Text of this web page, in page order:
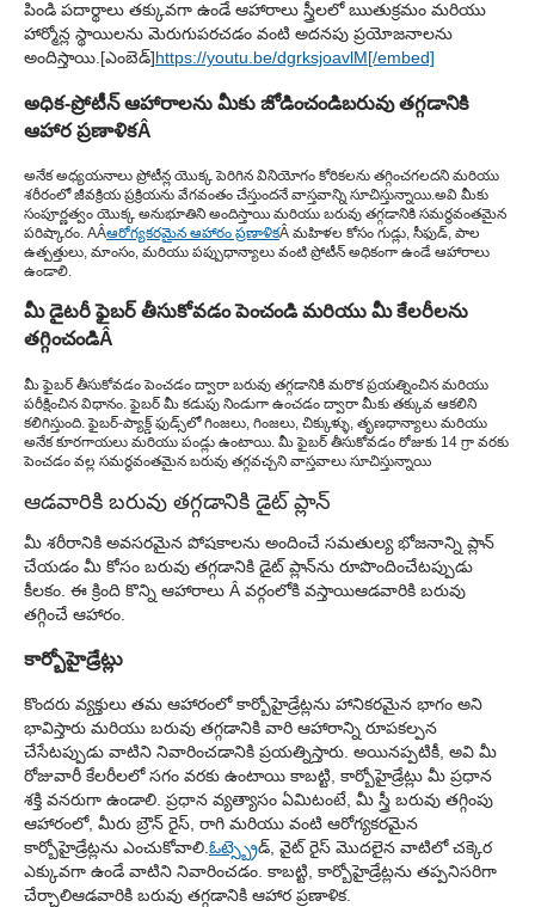
పిండి పదార్థాలు తక్కువగా ఉండే ఆహారాలు స్త్రీలలో ఋతుక్రమం మరియు
హార్మోన్ల స్థాయిలను మెరుగుపరచడం వంటి అదనపు ప్రయోజనాలను
అందిస్తాయి. [ఎంబెడ్]https://youtu.be/dgrksjoavlM[/embed]
అధిక-ప్రోటీన్ ఆహారాలను మీకు జోడించండిబరువు తగ్గడానికి
ఆహార ప్రణాళికÂ
అనేక అధ్యయనాలు ప్రోటీన్ల యొక్క పెరిగిన వినియోగం కోరికలను తగ్గించగలదని మరియు
శరీరంలో జీవక్రియ ప్రక్రియను వేగవంతం చేస్తుందనే వాస్తవాన్ని సూచిస్తున్నాయి.అవి మీకు
సంపూర్ణత్వం యొక్క అనుభూతిని అందిస్తాయి మరియు బరువు తగ్గడానికి సమర్థవంతమైన
పరిష్కారం. AÂఆరోగ్యకరమైన ఆహారం ప్రణాళికÂ మహిళల కోసం గుడ్లు, సీఫుడ్, పాల
ఉత్పత్తులు, మాంసం, మరియు పప్పుధాన్యాలు వంటి ప్రోటీన్ అధికంగా ఉండే ఆహారాలు
ఉండాలి.
మీ డైటరీ ఫైబర్ తీసుకోవడం పెంచండి మరియు మీ కేలరీలను
తగ్గించండిÂ
మీ ఫైబర్ తీసుకోవడం పెంచడం ద్వారా బరువు తగ్గడానికి మరొక ప్రయత్నించిన మరియు
పరీక్షించిన విధానం. ఫైబర్ మీ కడుపు నిండుగా ఉంచడం ద్వారా మీకు తక్కువ ఆకలిని
కలిగిస్తుంది. ఫైబర్-ప్యాక్డ్ ఫుడ్స్‌లో గింజలు, గింజలు, చిక్కుళ్ళు, తృణధాన్యాలు మరియు
అనేక కూరగాయలు మరియు పండ్లు ఉంటాయి. మీ ఫైబర్ తీసుకోవడం రోజుకు 14 గ్రా వరకు
పెంచడం వల్ల సమర్థవంతమైన బరువు తగ్గవచ్చని వాస్తవాలు సూచిస్తున్నాయి
ఆడవారికి బరువు తగ్గడానికి డైట్ ప్లాన్
మీ శరీరానికి అవసరమైన పోషకాలను అందించే సమతుల్య భోజనాన్ని ప్లాన్
చేయడం మీ కోసం బరువు తగ్గడానికి డైట్ ప్లాన్‌ను రూపొందించేటప్పుడు
కీలకం. ఈ క్రింది కొన్ని ఆహారాలు Â వర్గంలోకి వస్తాయిఆడవారికి బరువు
తగ్గించే ఆహారం.
కార్బోహైడ్రేట్లు
కొందరు వ్యక్తులు తమ ఆహారంలో కార్బోహైడ్రేట్లను హానికరమైన భాగం అని
భావిస్తారు మరియు బరువు తగ్గడానికి వారి ఆహారాన్ని రూపకల్పన
చేసేటప్పుడు వాటిని నివారించడానికి ప్రయత్నిస్తారు. అయినప్పటికీ, అవి మీ
రోజువారీ కేలరీలలో సగం వరకు ఉంటాయి కాబట్టి, కార్బోహైడ్రేట్లు మీ ప్రధాన
శక్తి వనరుగా ఉండాలి. ప్రధాన వ్యత్యాసం ఏమిటంటే, మీ స్త్రీ బరువు తగ్గింపు
ఆహారంలో, మీరు బ్రౌన్ రైస్, రాగి మరియు వంటి ఆరోగ్యకరమైన
కార్బోహైడ్రేట్లను ఎంచుకోవాలి.ఓట్స్బ్రెడ్, వైట్ రైస్ మొదలైన వాటిలో చక్కెర
ఎక్కువగా ఉండే వాటిని నివారించడం. కాబట్టి, కార్బోహైడ్రేట్లను తప్పనిసరిగా
చేర్చాలిఆడవారికి బరువు తగ్గడానికి ఆహార ప్రణాళిక.